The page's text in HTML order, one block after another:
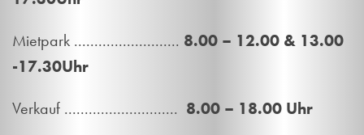
Mietpark .......................... 8.00 – 12.00 & 13.00
-17.30Uhr
Verkauf ............................ 8.00 – 18.00 Uhr